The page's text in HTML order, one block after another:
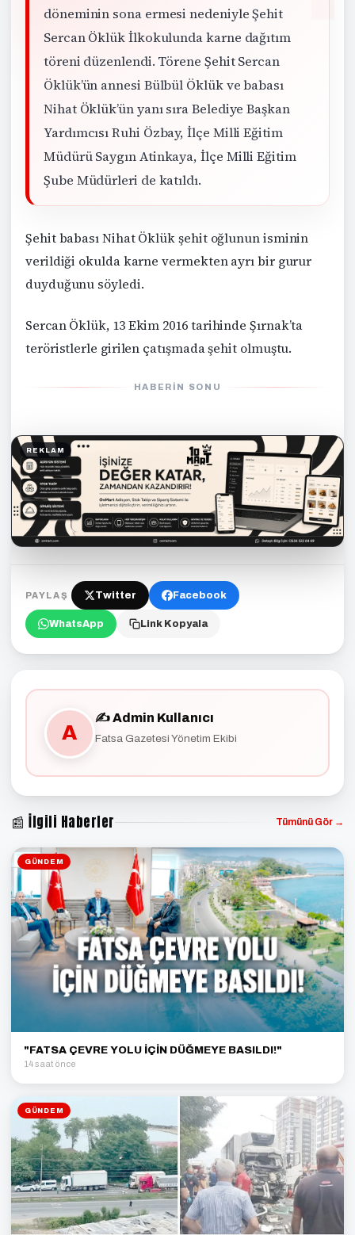
döneminin sona ermesi nedeniyle Şehit
Sercan Öklük İlkokulunda karne dağıtım
töreni düzenlendi. Törene Şehit Sercan
Öklük’ün annesi Bülbül Öklük ve babası
Nihat Öklük’ün yanı sıra Belediye Başkan
Yardımcısı Ruhi Özbay, İlçe Milli Eğitim
Müdürü Saygın Atinkaya, İlçe Milli Eğitim
Şube Müdürleri de katıldı.
Şehit babası Nihat Öklük şehit oğlunun isminin
verildiği okulda karne vermekten ayrı bir gurur
duyduğunu söyledi.
Sercan Öklük, 13 Ekim 2016 tarihinde Şırnak’ta
teröristlerle girilen çatışmada şehit olmuştu.
HABERIN SONU
REKLAM
PAYLAŞ Twitter Facebook
WhatsApp Link Kopyala
A
✍️ Admin Kullanıcı
Fatsa Gazetesi Yönetim Ekibi
📰 İlgili Haberler Tümünü Gör →
GÜNDEM
"FATSA ÇEVRE YOLU İÇİN DÜĞMEYE BASILDI!"
14 saat önce
GÜNDEM